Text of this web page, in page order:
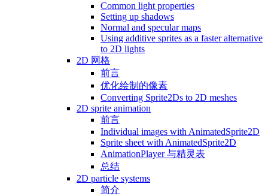
Common light properties
Setting up shadows
Normal and specular maps
Using additive sprites as a faster alternative
to 2D lights
2D 网格
前言
优化绘制的像素
Converting Sprite2Ds to 2D meshes
2D sprite animation
前言
Individual images with AnimatedSprite2D
Sprite sheet with AnimatedSprite2D
AnimationPlayer 与精灵表
总结
2D particle systems
简介